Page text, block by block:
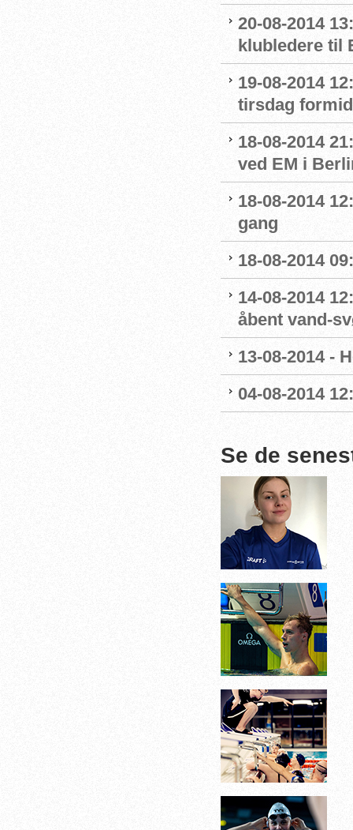
20-08-2014
klubledere til
19-08-2014
tirsdag
18-08-2014
ved EM i
18-08-2014
gang
18-08-2014
14-08-2014
åbent vand-
13-08-2014 -
04-08-2014
Se de